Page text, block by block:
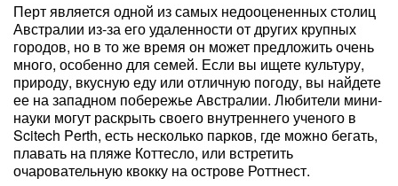
Перт является одной из самых недооцененных столиц
Австралии из-за его удаленности от других крупных
городов, но в то же время он может предложить очень
много, особенно для семей. Если вы ищете культуру,
природу, вкусную еду или отличную погоду, вы найдете
ее на западном побережье Австралии. Любители мини-
науки могут раскрыть своего внутреннего ученого в
Scitech Perth, есть несколько парков, где можно бегать,
плавать на пляже Коттесло, или встретить
очаровательную квокку на острове Роттнест.